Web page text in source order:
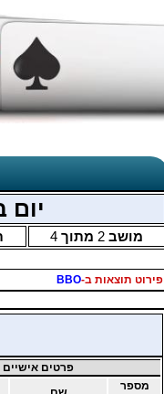
יום
מושב 2 מתוך 4
פירוט תוצאות ב-BBO
פרטים אישיים
מספר